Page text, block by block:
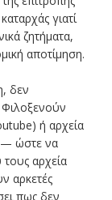
γιατί
ζητήματα,
αποτίμηση.
δεν
Φιλοξενούν
ή αρχεία
ώστε να
αρχεία
αρκετές
πως δεν